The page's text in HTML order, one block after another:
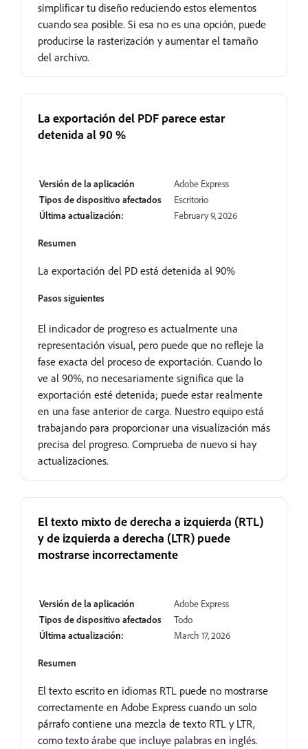
simplificar tu diseño reduciendo estos elementos
cuando sea posible. Si esa no es una opción, puede
producirse la rasterización y aumentar el tamaño
del archivo.
La exportación del PDF parece estar
detenida al 90 %
Versión de la aplicación
Adobe Express
Tipos de dispositivo afectados
Escritorio
Última actualización:
February 9, 2026
Resumen
La exportación del PD está detenida al 90%
Pasos siguientes
El indicador de progreso es actualmente una
representación visual, pero puede que no refleje la
fase exacta del proceso de exportación. Cuando lo
ve al 90%, no necesariamente significa que la
exportación esté detenida; puede estar realmente
en una fase anterior de carga. Nuestro equipo está
trabajando para proporcionar una visualización más
precisa del progreso. Comprueba de nuevo si hay
actualizaciones.
El texto mixto de derecha a izquierda (RTL)
y de izquierda a derecha (LTR) puede
mostrarse incorrectamente
Versión de la aplicación
Adobe Express
Tipos de dispositivo afectados
Todo
Última actualización:
March 17, 2026
Resumen
El texto escrito en idiomas RTL puede no mostrarse
correctamente en Adobe Express cuando un solo
párrafo contiene una mezcla de texto RTL y LTR,
como texto árabe que incluye palabras en inglés.